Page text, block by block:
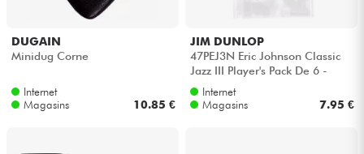
DUGAIN
Minidug Corne
Internet
Magasins
10.85 €
JIM DUNLOP
47PEJ3N Eric Johnson Classic
Jazz III Player's Pack De 6 -
1.38MM
Internet
Magasins
7.95 €